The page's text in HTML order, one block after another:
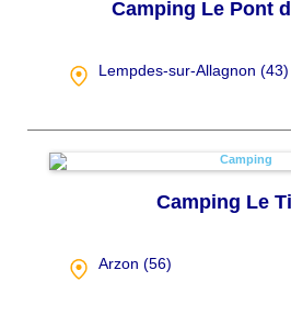
Camping Le Pont
Lempdes-sur-Allagnon (43)
Camping Le
Arzon (56)